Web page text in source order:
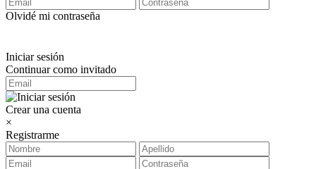
Olvidé mi contraseña
Iniciar sesión
Continuar como invitado
Crear una cuenta
×
Registrarme